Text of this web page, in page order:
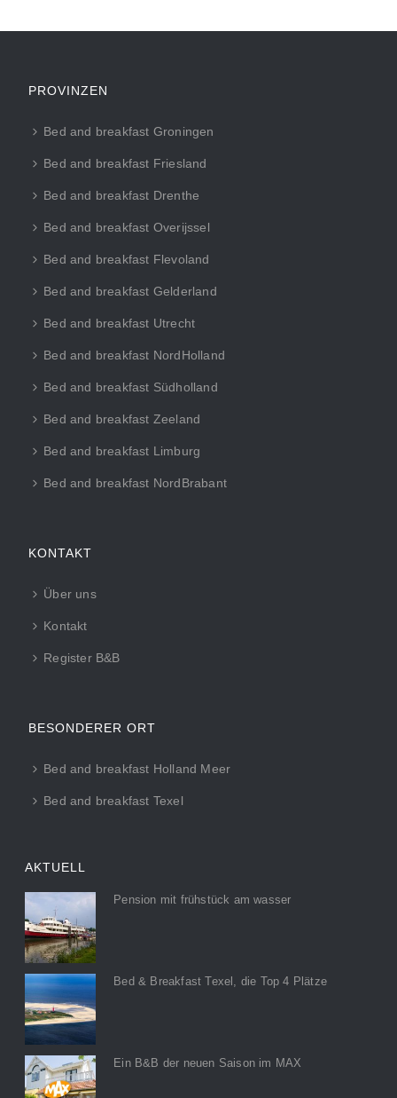
PROVINZEN
Bed and breakfast Groningen
Bed and breakfast Friesland
Bed and breakfast Drenthe
Bed and breakfast Overijssel
Bed and breakfast Flevoland
Bed and breakfast Gelderland
Bed and breakfast Utrecht
Bed and breakfast NordHolland
Bed and breakfast Südholland
Bed and breakfast Zeeland
Bed and breakfast Limburg
Bed and breakfast NordBrabant
KONTAKT
Über uns
Kontakt
Register B&B
BESONDERER ORT
Bed and breakfast Holland Meer
Bed and breakfast Texel
AKTUELL
Pension mit frühstück am wasser
Bed & Breakfast Texel, die Top 4 Plätze
Ein B&B der neuen Saison im MAX